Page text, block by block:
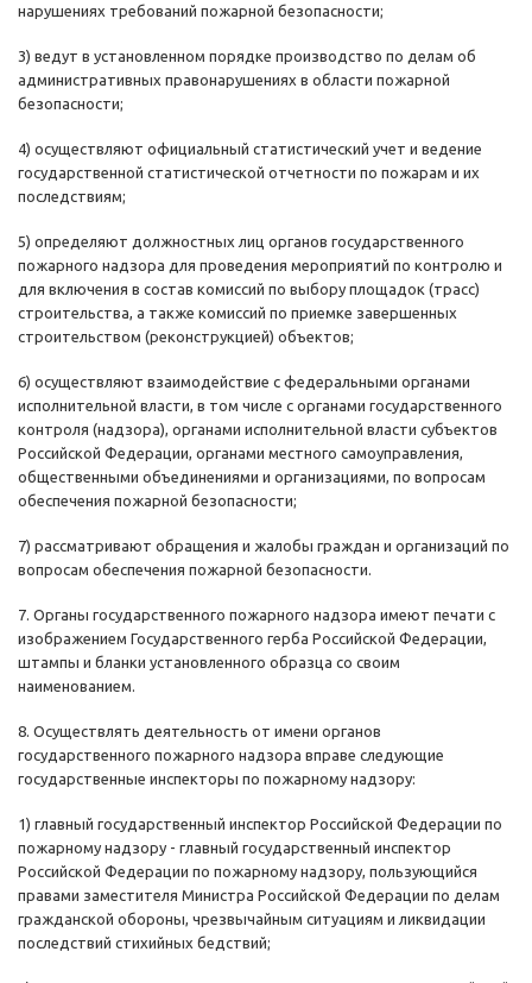
нарушениях требований пожарной безопасности;
3) ведут в установленном порядке производство по делам об
административных правонарушениях в области пожарной
безопасности;
4) осуществляют официальный статистический учет и ведение
государственной статистической отчетности по пожарам и их
последствиям;
5) определяют должностных лиц органов государственного
пожарного надзора для проведения мероприятий по контролю и
для включения в состав комиссий по выбору площадок (трасс)
строительства, а также комиссий по приемке завершенных
строительством (реконструкцией) объектов;
6) осуществляют взаимодействие с федеральными органами
исполнительной власти, в том числе с органами государственного
контроля (надзора), органами исполнительной власти субъектов
Российской Федерации, органами местного самоуправления,
общественными объединениями и организациями, по вопросам
обеспечения пожарной безопасности;
7) рассматривают обращения и жалобы граждан и организаций по
вопросам обеспечения пожарной безопасности.
7. Органы государственного пожарного надзора имеют печати с
изображением Государственного герба Российской Федерации,
штампы и бланки установленного образца со своим
наименованием.
8. Осуществлять деятельность от имени органов
государственного пожарного надзора вправе следующие
государственные инспекторы по пожарному надзору:
1) главный государственный инспектор Российской Федерации по
пожарному надзору - главный государственный инспектор
Российской Федерации по пожарному надзору, пользующийся
правами заместителя Министра Российской Федерации по делам
гражданской обороны, чрезвычайным ситуациям и ликвидации
последствий стихийных бедствий;